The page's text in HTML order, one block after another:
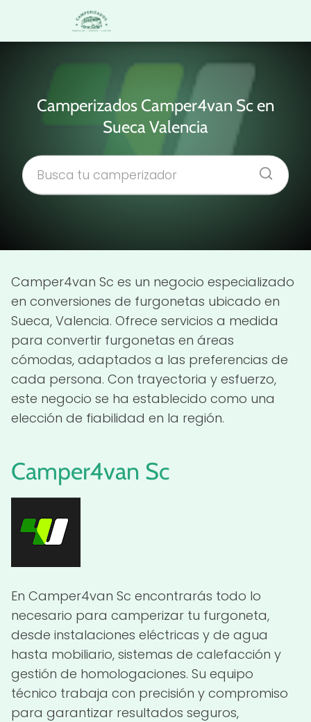
Camperizados Camper4van Sc en
Sueca Valencia
Camper4van Sc es un negocio especializado
en conversiones de furgonetas ubicado en
Sueca, Valencia. Ofrece servicios a medida
para convertir furgonetas en áreas
cómodas, adaptados a las preferencias de
cada persona. Con trayectoria y esfuerzo,
este negocio se ha establecido como una
elección de fiabilidad en la región.
Camper4van Sc
En Camper4van Sc encontrarás todo lo
necesario para camperizar tu furgoneta,
desde instalaciones eléctricas y de agua
hasta mobiliario, sistemas de calefacción y
gestión de homologaciones. Su equipo
técnico trabaja con precisión y compromiso
para garantizar resultados seguros,